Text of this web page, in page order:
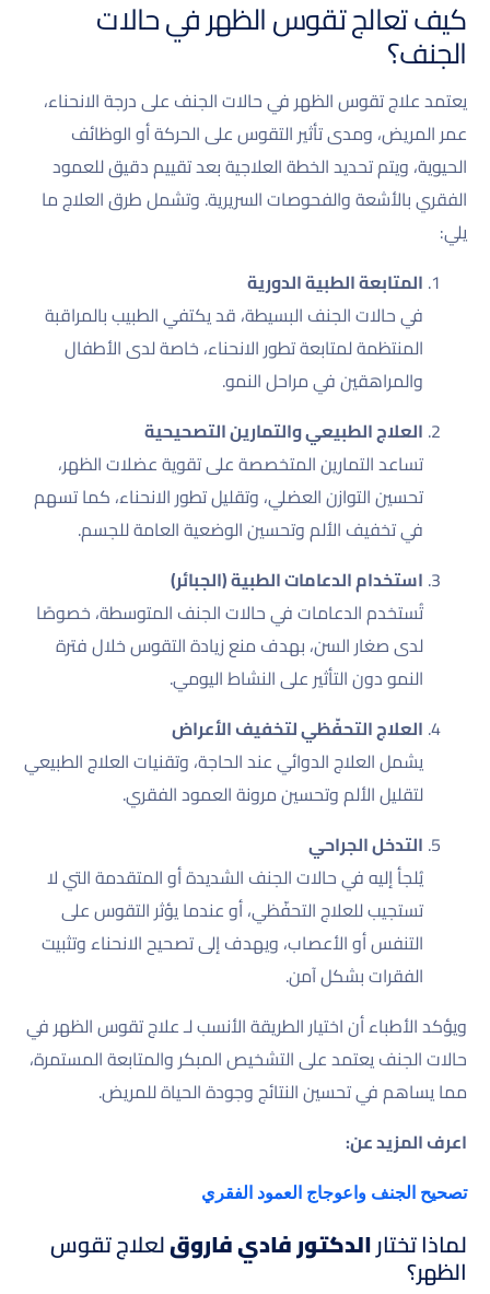
كيف تعالج تقوس الظهر في حالات
الجنف؟
يعتمد علاج تقوس الظهر في حالات الجنف على درجة الانحناء،
عمر المريض، ومدى تأثير التقوس على الحركة أو الوظائف
الحيوية، ويتم تحديد الخطة العلاجية بعد تقييم دقيق للعمود
الفقري بالأشعة والفحوصات السريرية. وتشمل طرق العلاج ما
يلي:
المتابعة الطبية الدورية
في حالات الجنف البسيطة، قد يكتفي الطبيب بالمراقبة
المنتظمة لمتابعة تطور الانحناء، خاصة لدى الأطفال
والمراهقين في مراحل النمو.
العلاج الطبيعي والتمارين التصحيحية
تساعد التمارين المتخصصة على تقوية عضلات الظهر،
تحسين التوازن العضلي، وتقليل تطور الانحناء، كما تسهم
في تخفيف الألم وتحسين الوضعية العامة للجسم.
استخدام الدعامات الطبية (الجبائر)
تُستخدم الدعامات في حالات الجنف المتوسطة، خصوصًا
لدى صغار السن، بهدف منع زيادة التقوس خلال فترة
النمو دون التأثير على النشاط اليومي.
العلاج التحفّظي لتخفيف الأعراض
يشمل العلاج الدوائي عند الحاجة، وتقنيات العلاج الطبيعي
لتقليل الألم وتحسين مرونة العمود الفقري.
التدخل الجراحي
يُلجأ إليه في حالات الجنف الشديدة أو المتقدمة التي لا
تستجيب للعلاج التحفّظي، أو عندما يؤثر التقوس على
التنفس أو الأعصاب، ويهدف إلى تصحيح الانحناء وتثبيت
الفقرات بشكل آمن.
ويؤكد الأطباء أن اختيار الطريقة الأنسب لـ علاج تقوس الظهر في
حالات الجنف يعتمد على التشخيص المبكر والمتابعة المستمرة،
مما يساهم في تحسين النتائج وجودة الحياة للمريض.
اعرف المزيد عن:
تصحيح الجنف واعوجاج العمود الفقري
لماذا تختارالدكتور فادي فاروقلعلاج تقوس
الظهر؟